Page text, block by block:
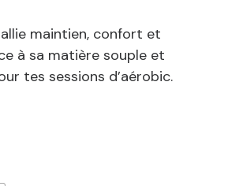
maintien, confort et
à sa matière souple et
tes sessions d’aérobic.